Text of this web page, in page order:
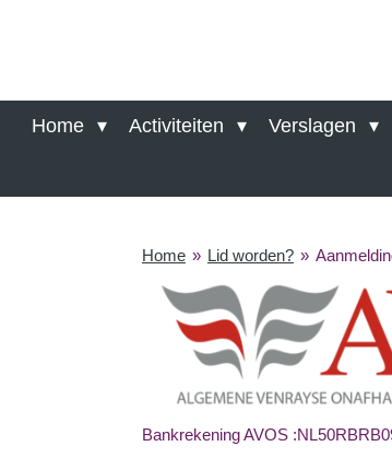
hoofdinhoud
Home Activiteiten Verslagen
Home » Lid worden? »
Bankrekening AVOS